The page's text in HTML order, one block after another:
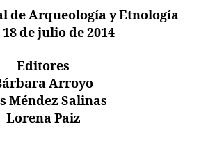
de Arqueología y Etnología
18 de julio de 2014
Editores
Arroyo
Méndez Salinas
Lorena Paiz